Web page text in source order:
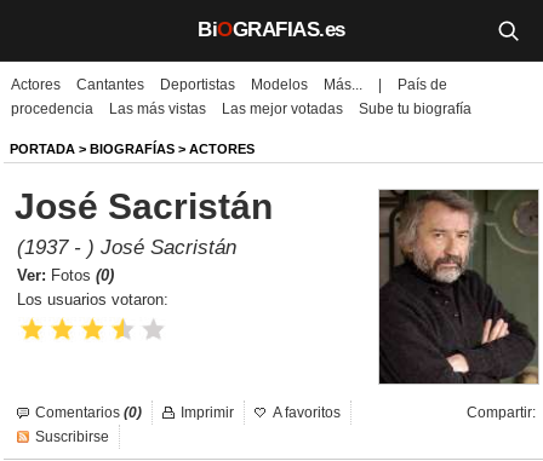
BiOGRAFIAS.es
Biografías
Películas
TV
Música
Un día como hoy
Galerías
Actores Cantantes Deportistas Modelos Más...
País de
procedencia
Las más vistas Las mejor votadas Sube tu biografía
PORTADA > BIOGRAFÍAS > ACTORES
José Sacristán
(1937 - ) José Sacristán
Ver: Fotos (0)
Los usuarios votaron:
Comentarios (0) Compartir:
Imprimir
A favoritos
Suscribirse